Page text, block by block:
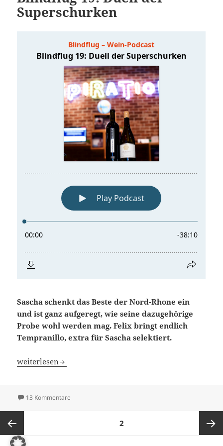
Superschurken
Sascha schenkt das Beste der Nord-Rhone ein
und ist ganz aufgeregt, wie seine dazugehörige
Probe wohl werden mag. Felix bringt endlich
Tempranillo, extra für Sascha selektiert.
Blindflug 19: Duell der Superschurken
weiterlesen
13 Kommentare
der
Beiträge
SEITE2